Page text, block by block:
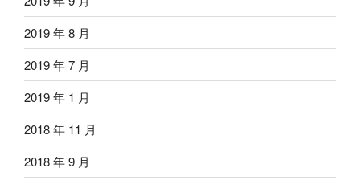
2019 年 8 月
2019 年 7 月
2019 年 1 月
2018 年 11 月
2018 年 9 月